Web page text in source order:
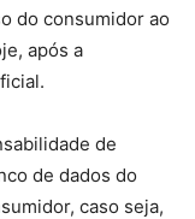
do consumidor ao
após a
de
de dados do
caso seja,